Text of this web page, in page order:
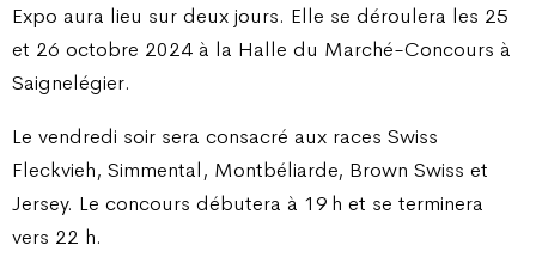
Expo aura lieu sur deux jours. Elle se déroulera les 25
et 26 octobre 2024 à la Halle du Marché-Concours à
Saignelégier.
Le vendredi soir sera consacré aux races Swiss
Fleckvieh, Simmental, Montbéliarde, Brown Swiss et
Jersey. Le concours débutera à 19 h et se terminera
vers 22 h.